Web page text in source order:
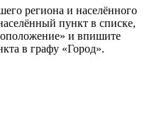
региона и населённого
пункт в списке,
и впишите
в графу «Город».